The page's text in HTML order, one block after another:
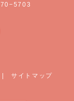
サイトマップ